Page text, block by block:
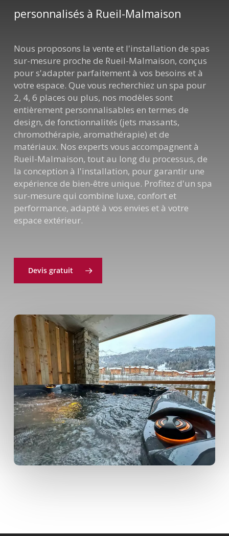
personnalisés à Rueil-Malmaison
Nous proposons la vente et l'installation de spas
sur-mesure proche de Rueil-Malmaison, conçus
pour s'adapter parfaitement à vos besoins et à
votre espace. Que vous recherchiez un spa pour
2, 4, 6 places ou plus, nos modèles sont
entièrement personnalisables en termes de
design, de fonctionnalités (jets massants,
chromothérapie, aromathérapie) et de
matériaux. Nos experts vous accompagnent à
Rueil-Malmaison, tout au long du processus, de
la conception à l'installation, pour garantir une
expérience de bien-être unique. Profitez d'un spa
sur-mesure qui combine luxe, confort et
performance, adapté à vos envies et à votre
espace extérieur.
Devis gratuit